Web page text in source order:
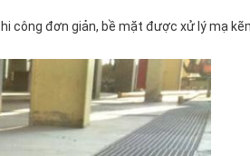
công đơn giản, bề mặt được xử lý mạ